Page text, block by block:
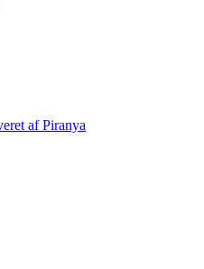
af Piranya